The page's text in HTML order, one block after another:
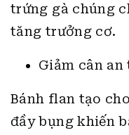
trứng gà chúng
tăng trưởng cơ.
Giảm cân an
Bánh flan tạo
đầy bụng khiến